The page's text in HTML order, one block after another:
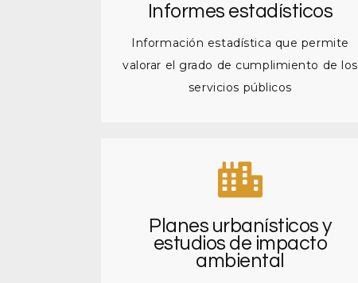
Informes estadísticos
Información estadística que permite
valorar el grado de cumplimiento de los
servicios públicos
Planes urbanísticos y
estudios de impacto
ambiental